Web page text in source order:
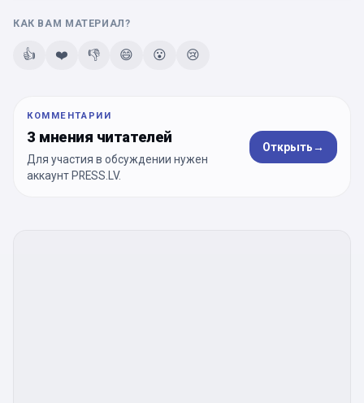
КАК ВАМ МАТЕРИАЛ?
👍 ❤️ 👎 😄 😮 😢
КОММЕНТАРИИ
3 мнения читателей
Для участия в обсуждении нужен
аккаунт PRESS.LV.
Открыть→